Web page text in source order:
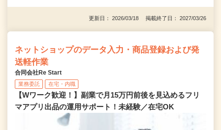
更新日： 2026/03/18 掲載終了日： 2027/03/26
ネットショップのデータ入力・商品登録および発
送軽作業
合同会社Re Start
業務委託 在宅・内職
【Wワーク歓迎！】副業で月15万円前後を見込めるフリ
マアプリ出品の運用サポート！未経験／在宅OK